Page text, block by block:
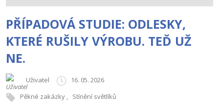
PŘÍPADOVÁ STUDIE: ODLESKY,
KTERÉ RUŠILY VÝROBU. TEĎ UŽ
NE.
Uživatel
16. 05. 2026
Pěkné zakázky
Stínění světlíků